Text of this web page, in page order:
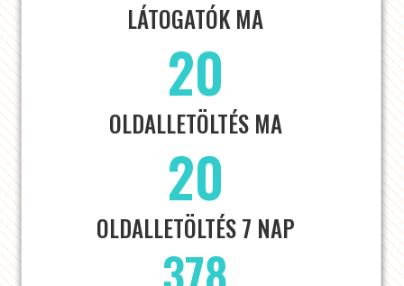
LÁTOGATÓK MA
20
OLDALLETÖLTÉS MA
20
OLDALLETÖLTÉS 7 NAP